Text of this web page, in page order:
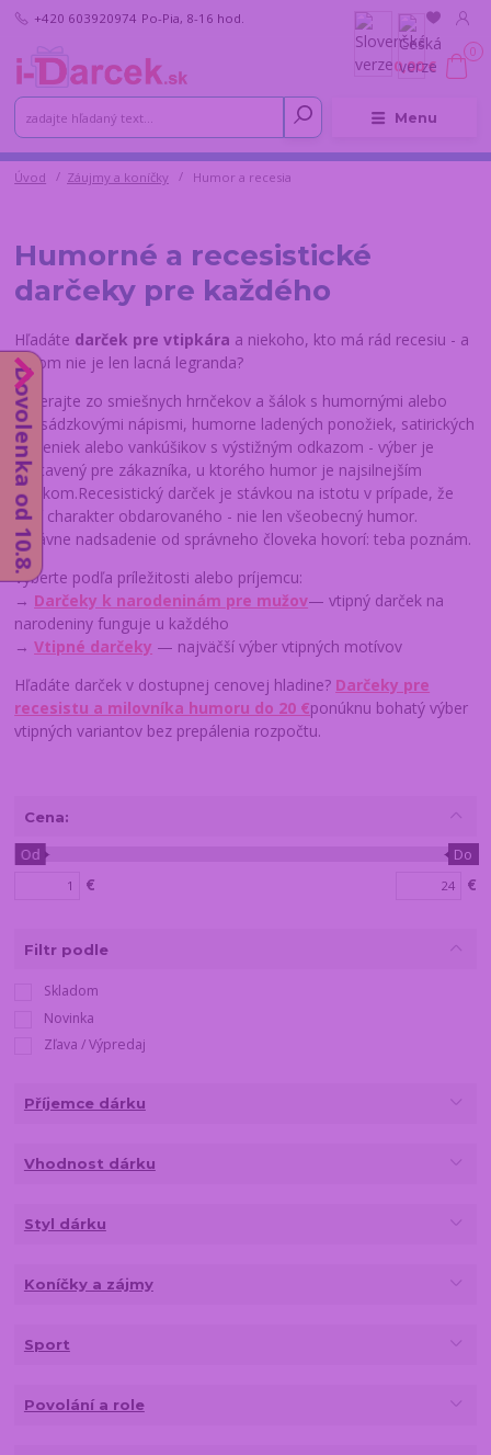
Menu
+420 603920974 Po-Pia, 8-16 hod.
0
0,00 €
Úvod Záujmy a koníčky Humor a recesia
Humorné a recesistické
darčeky pre každého
Hľadáte darček pre vtipkára a niekoho, kto má rád recesiu - a
pritom nie je len lacná legranda?
Vyberajte zo smiešnych hrnčekov a šálok s humornými alebo
nadsádzkovými nápismi, humorne ladených ponožiek, satirických
kľúčeniek alebo vankúšikov s výstižným odkazom - výber je
zostavený pre zákazníka, u ktorého humor je najsilnejším
jazykom.Recesistický darček je stávkou na istotu v prípade, že
trafí charakter obdarovaného - nie len všeobecný humor.
Správne nadsadenie od správneho človeka hovorí: teba poznám.
Vyberte podľa príležitosti alebo príjemcu:
→ Darčeky k narodeninám pre mužov— vtipný darček na
narodeniny funguje u každého
→Vtipné darčeky — najväčší výber vtipných motívov
Hľadáte darček v dostupnej cenovej hladine? Darčeky pre
recesistu a milovníka humoru do 20 €ponúknu bohatý výber
vtipných variantov bez prepálenia rozpočtu.
Cena:
€
Od Do
€
Filtr podle
Skladom
Novinka
Zľava / Výpredaj
Příjemce dárku
Vhodnost dárku
Styl dárku
Koníčky a zájmy
Sport
Povolání a role
Dovolenka od 10.8.